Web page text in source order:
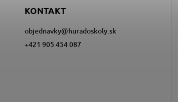
KONTAKT
objednavky@huradoskoly.sk
+421 905 454 087